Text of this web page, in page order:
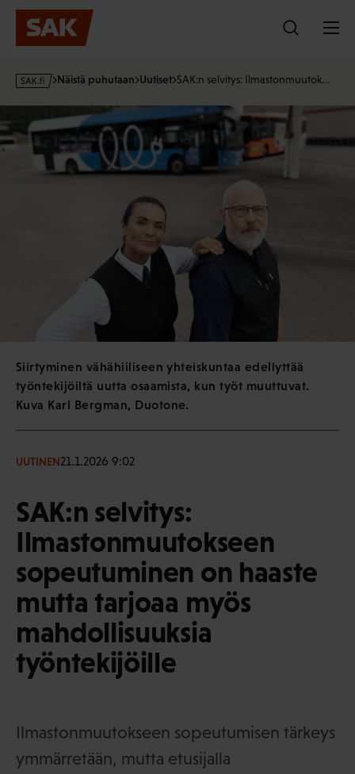
Hyppää
sisältöön
s
f
Näistä puhutaan Uutiset SAK:n selvitys: Ilmastonmuutok…
Siirtyminen vähähiiliseen yhteiskuntaa edellyttää
työntekijöiltä uutta osaamista, kun työt muuttuvat.
Kuva Karl Bergman, Duotone.
UUTINEN21.1.2026 9:02
SAK:n selvitys:
Ilmastonmuutokseen
sopeutuminen on haaste
mutta tarjoaa myös
mahdollisuuksia
työntekijöille
Ilmastonmuutokseen sopeutumisen tärkeys
ymmärretään, mutta etusijalla